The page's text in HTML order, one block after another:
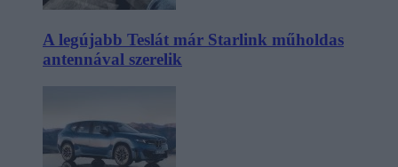
A legújabb Teslát már Starlink műholdas
antennával szerelik